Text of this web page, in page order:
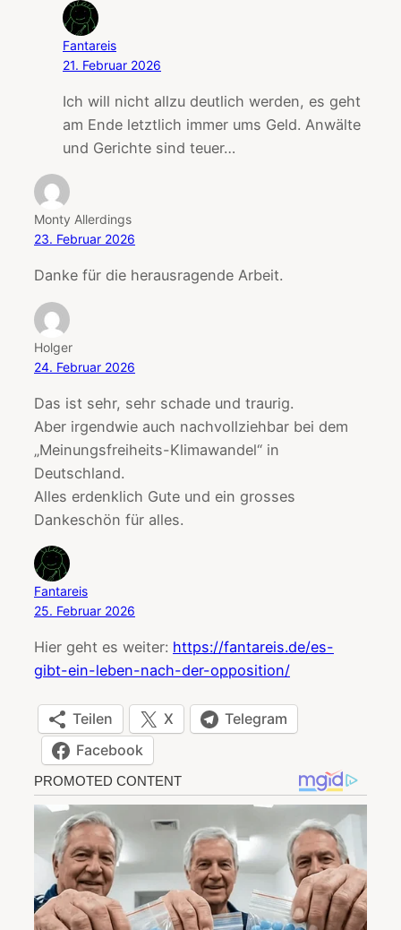
Fantareis
21. Februar 2026
Ich will nicht allzu deutlich werden, es geht
am Ende letztlich immer ums Geld. Anwälte
und Gerichte sind teuer…
Monty Allerdings
23. Februar 2026
Danke für die herausragende Arbeit.
Holger
24. Februar 2026
Das ist sehr, sehr schade und traurig.
Aber irgendwie auch nachvollziehbar bei dem
„Meinungsfreiheits-Klimawandel“ in
Deutschland.
Alles erdenklich Gute und ein grosses
Dankeschön für alles.
Fantareis
25. Februar 2026
Hier geht es weiter: https://fantareis.de/es-
gibt-ein-leben-nach-der-opposition/
Teilen X
Telegram
Facebook